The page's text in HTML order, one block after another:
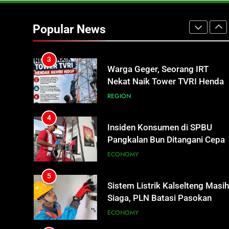
Popular News
to Pangdam XXII/TB Cup
2026 Jadi Wadah Kembangkan
3
Warga Geger, Seorang IRT
Nekat Naik Tower TVRI Hendak
Akhiri Hidup
REGION
4
Insiden Konsumen di SPBU
Pangkalan Bun Ditangani Cepat,
Pertamina Pastikan Pelayanan
ECONOMY
5
Sistem Listrik Kalselteng Masih
Siaga, PLN Batasi Pasokan
Selama 7 Hari
ECONOMY